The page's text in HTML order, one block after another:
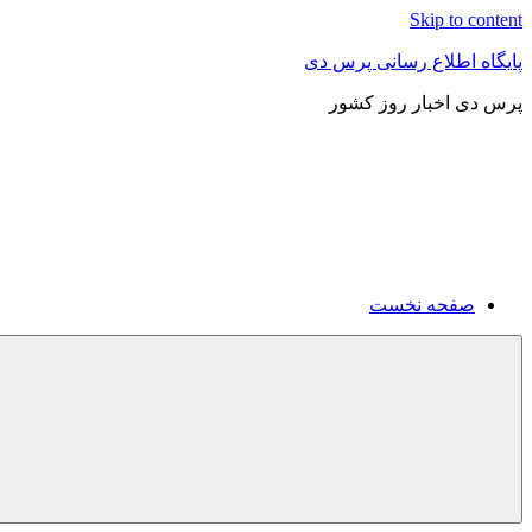
Skip to content
پایگاه اطلاع رسانی پرس دی
پرس دی اخبار روز کشور
صفحه نخست